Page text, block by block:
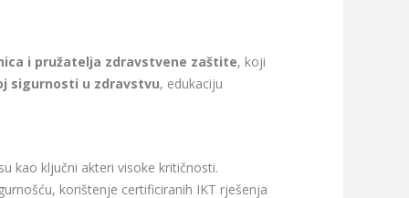
i pružatelja zdravstvene zaštite, koji
sigurnosti u zdravstvu, edukaciju
kao ključni akteri visoke kritičnosti.
korištenje certificiranih IKT rješenja